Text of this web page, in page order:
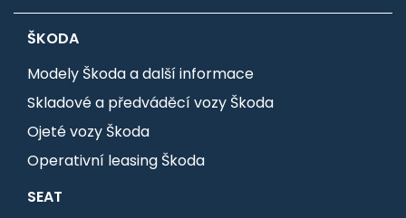
ŠKODA
Modely Škoda a další informace
Skladové a předváděcí vozy Škoda
Ojeté vozy Škoda
Operativní leasing Škoda
SEAT